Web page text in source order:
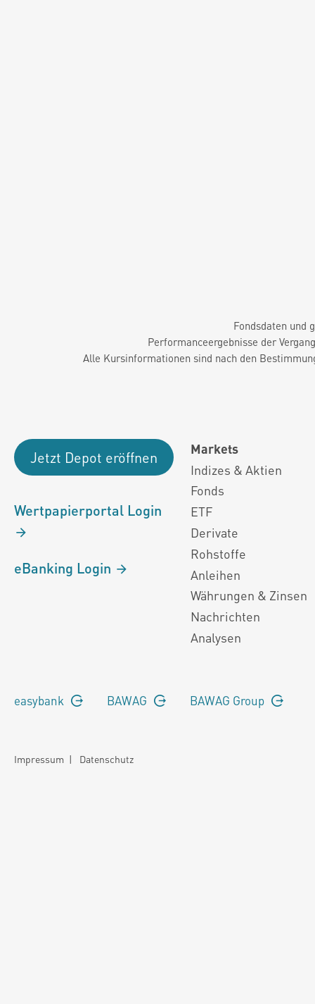
Fondsdaten und
Performanceergebnisse der
Alle Kursinformationen sind nach den
Jetzt Depot eröffnen
Wertpapierportal Login
eBanking Login
Markets
Indizes & Aktien
Fonds
ETF
Derivate
Rohstoffe
Anleihen
Währungen & Zinsen
Nachrichten
Analysen
easybank BAWAG BAWAG Group
Impressum | Datenschutz